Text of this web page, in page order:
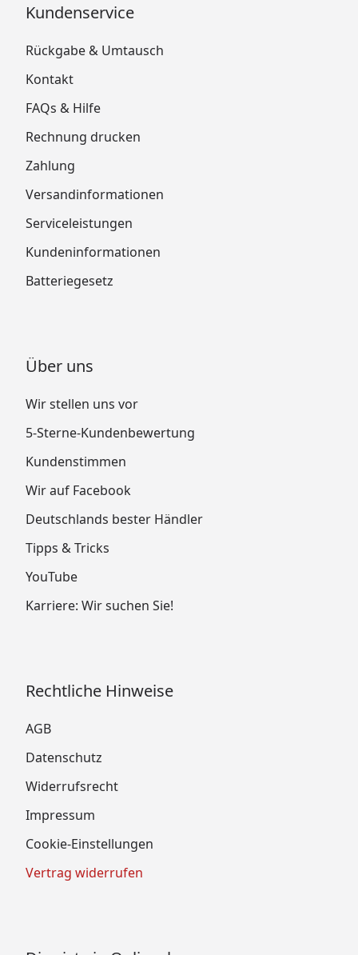
Kundenservice
Rückgabe & Umtausch
Kontakt
FAQs & Hilfe
Rechnung drucken
Zahlung
Versandinformationen
Serviceleistungen
Kundeninformationen
Batteriegesetz
Über uns
Wir stellen uns vor
5-Sterne-Kundenbewertung
Kundenstimmen
Wir auf Facebook
Deutschlands bester Händler
Tipps & Tricks
YouTube
Karriere: Wir suchen Sie!
Rechtliche Hinweise
AGB
Datenschutz
Widerrufsrecht
Impressum
Cookie-Einstellungen
Vertrag widerrufen